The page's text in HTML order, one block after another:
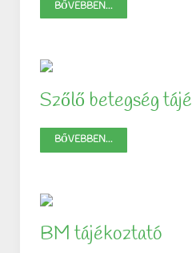
BŐVEBBEN...
Szőlő betegség
BŐVEBBEN...
BM tájékoztató